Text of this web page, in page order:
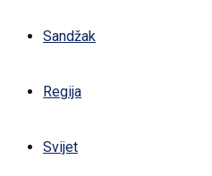
Sandžak
Regija
Svijet